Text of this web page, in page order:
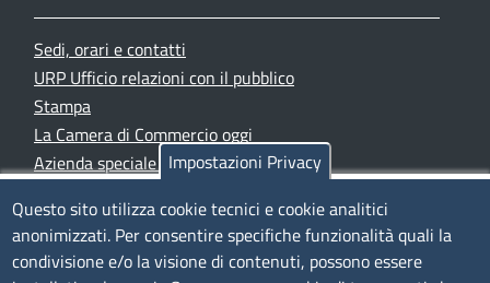
Sedi, orari e contatti
URP Ufficio relazioni con il pubblico
Stampa
La Camera di Commercio oggi
Azienda speciale PromoFirenze
TRASPARENZA
Impostazioni Privacy
Questo sito utilizza cookie tecnici e cookie analitici
anonimizzati. Per consentire specifiche funzionalità quali la
condivisione e/o la visione di contenuti, possono essere